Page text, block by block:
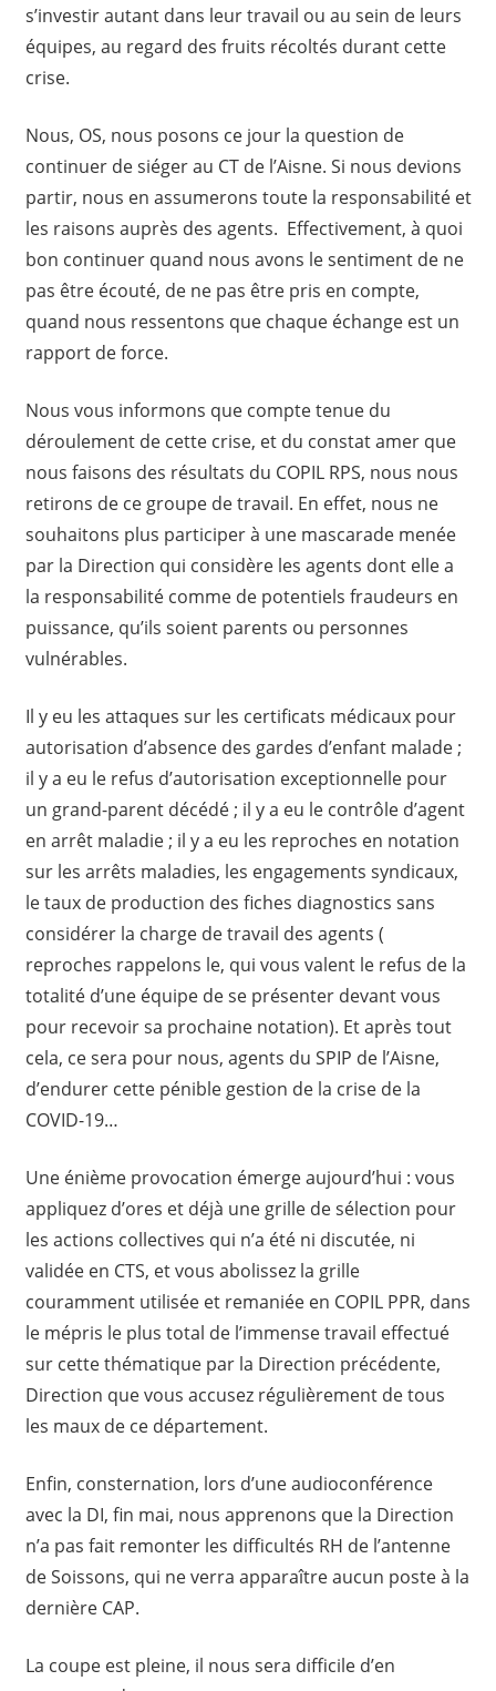
s’investir autant dans leur travail ou au sein de leurs
équipes, au regard des fruits récoltés durant cette
crise.
Nous, OS, nous posons ce jour la question de
continuer de siéger au CT de l’Aisne. Si nous devions
partir, nous en assumerons toute la responsabilité et
les raisons auprès des agents. Effectivement, à quoi
bon continuer quand nous avons le sentiment de ne
pas être écouté, de ne pas être pris en compte,
quand nous ressentons que chaque échange est un
rapport de force.
Nous vous informons que compte tenue du
déroulement de cette crise, et du constat amer que
nous faisons des résultats du COPIL RPS, nous nous
retirons de ce groupe de travail. En effet, nous ne
souhaitons plus participer à une mascarade menée
par la Direction qui considère les agents dont elle a
la responsabilité comme de potentiels fraudeurs en
puissance, qu’ils soient parents ou personnes
vulnérables.
Il y eu les attaques sur les certificats médicaux pour
autorisation d’absence des gardes d’enfant malade ;
il y a eu le refus d’autorisation exceptionnelle pour
un grand-parent décédé ; il y a eu le contrôle d’agent
en arrêt maladie ; il y a eu les reproches en notation
sur les arrêts maladies, les engagements syndicaux,
le taux de production des fiches diagnostics sans
considérer la charge de travail des agents (
reproches rappelons le, qui vous valent le refus de la
totalité d’une équipe de se présenter devant vous
pour recevoir sa prochaine notation). Et après tout
cela, ce sera pour nous, agents du SPIP de l’Aisne,
d’endurer cette pénible gestion de la crise de la
COVID-19…
Une énième provocation émerge aujourd’hui : vous
appliquez d’ores et déjà une grille de sélection pour
les actions collectives qui n’a été ni discutée, ni
validée en CTS, et vous abolissez la grille
couramment utilisée et remaniée en COPIL PPR, dans
le mépris le plus total de l’immense travail effectué
sur cette thématique par la Direction précédente,
Direction que vous accusez régulièrement de tous
les maux de ce département.
Enfin, consternation, lors d’une audioconférence
avec la DI, fin mai, nous apprenons que la Direction
n’a pas fait remonter les difficultés RH de l’antenne
de Soissons, qui ne verra apparaître aucun poste à la
dernière CAP.
La coupe est pleine, il nous sera difficile d’en